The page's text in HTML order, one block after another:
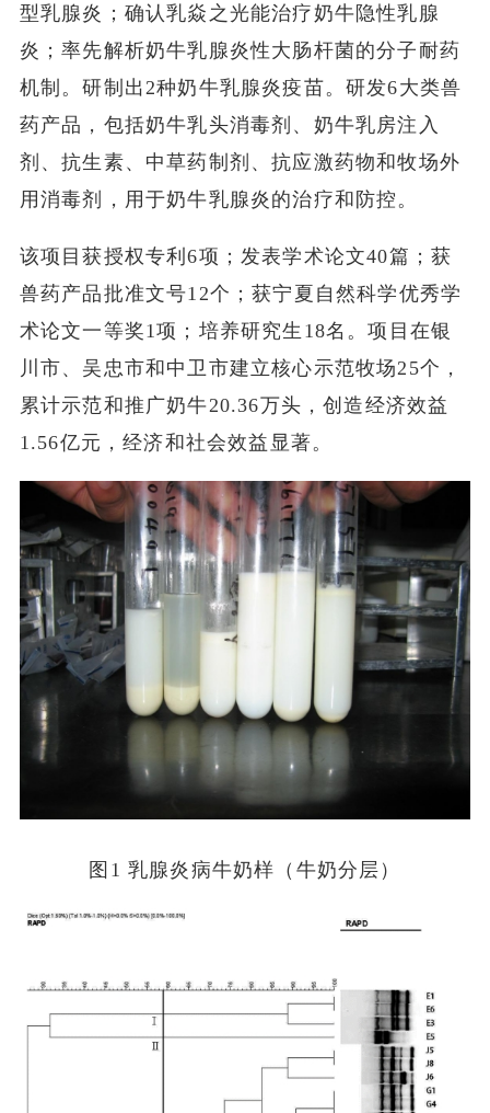
型乳腺炎；确认乳焱之光能治疗奶牛隐性乳腺
炎；率先解析奶牛乳腺炎性大肠杆菌的分子耐药
机制。研制出2种奶牛乳腺炎疫苗。研发6大类兽
药产品，包括奶牛乳头消毒剂、奶牛乳房注入
剂、抗生素、中草药制剂、抗应激药物和牧场外
用消毒剂，用于奶牛乳腺炎的治疗和防控。
该项目获授权专利6项；发表学术论文40篇；获
兽药产品批准文号12个；获宁夏自然科学优秀学
术论文一等奖1项；培养研究生18名。项目在银
川市、吴忠市和中卫市建立核心示范牧场25个，
累计示范和推广奶牛20.36万头，创造经济效益
1.56亿元，经济和社会效益显著。
图1 乳腺炎病牛奶样（牛奶分层）